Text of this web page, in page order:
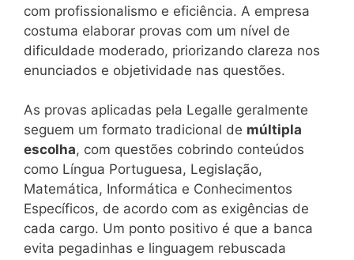
com profissionalismo e eficiência. A empresa
costuma elaborar provas com um nível de
dificuldade moderado, priorizando clareza nos
enunciados e objetividade nas questões.
As provas aplicadas pela Legalle geralmente
seguem um formato tradicional de múltipla
escolha, com questões cobrindo conteúdos
como Língua Portuguesa, Legislação,
Matemática, Informática e Conhecimentos
Específicos, de acordo com as exigências de
cada cargo. Um ponto positivo é que a banca
evita pegadinhas e linguagem rebuscada